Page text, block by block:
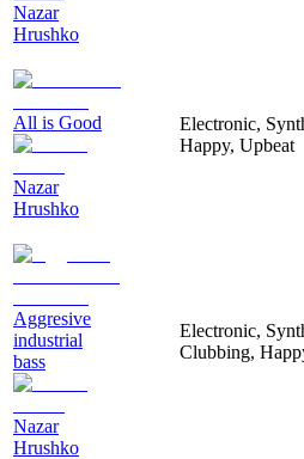
Nazar
Hrushko
All is Good
Nazar
Hrushko
Electronic,
Happy, Upbeat
Aggresive
industrial
bass
Nazar
Hrushko
Electronic,
Clubbing,